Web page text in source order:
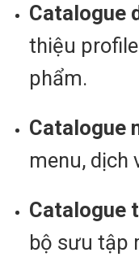
Catalogue
thiệu
phẩm.
Catalogue
menu, dịch
Catalogue
bộ sưu tập